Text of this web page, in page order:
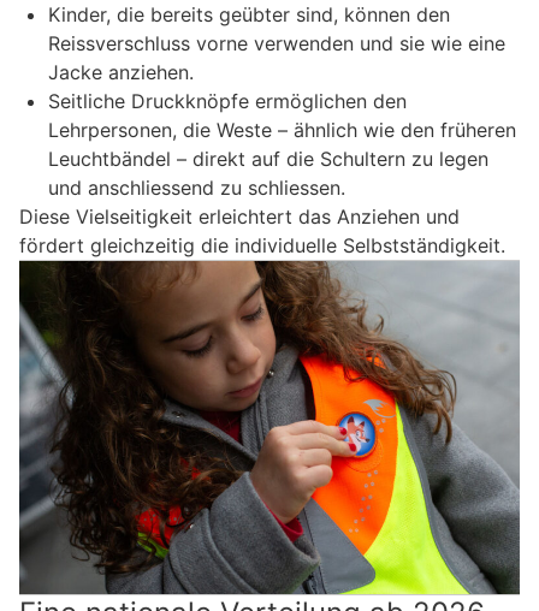
Kinder, die bereits geübter sind, können den
Reissverschluss vorne verwenden und sie wie eine
Jacke anziehen.
Seitliche Druckknöpfe ermöglichen den
Lehrpersonen, die Weste – ähnlich wie den früheren
Leuchtbändel – direkt auf die Schultern zu legen
und anschliessend zu schliessen.
Diese Vielseitigkeit erleichtert das Anziehen und
fördert gleichzeitig die individuelle Selbstständigkeit.